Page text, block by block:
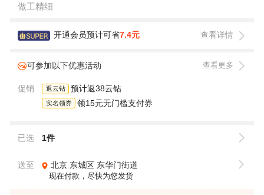
做工精细
开通会员预计可省7.4元 查看详情
可参加以下优惠活动 查看更多
促销 返云钻 预计返38云钻
实名领券 领15元无门槛支付券
已选 1件
送至 北京 东城区 东华门街道
现在付款，尽快为您发货